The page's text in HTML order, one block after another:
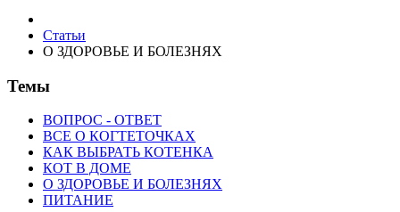
Статьи
О ЗДОРОВЬЕ И БОЛЕЗНЯХ
Темы
ВОПРОС - ОТВЕТ
ВСЕ О КОГТЕТОЧКАХ
КАК ВЫБРАТЬ КОТЕНКА
КОТ В ДОМЕ
О ЗДОРОВЬЕ И БОЛЕЗНЯХ
ПИТАНИЕ